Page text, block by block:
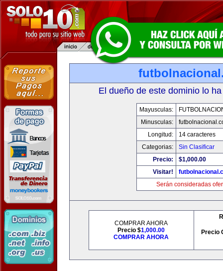
El dueño de este dominio lo
Mayusculas:
Minusculas:
Longitud:
14 caracteres
Categorias:
Sin Clasificar
Precio:
$1,000.00
Visitar!
Serán consideradas
COMPRAR AHORA
Precio $1,000.00
COMPRAR AHORA
Precio